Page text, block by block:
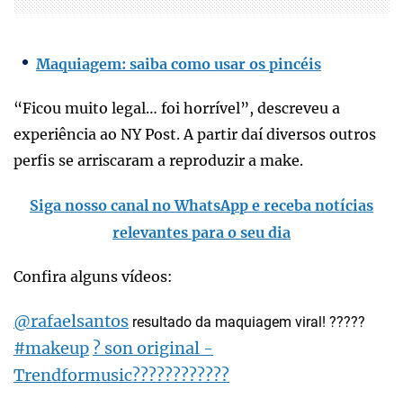
Maquiagem: saiba como usar os pincéis
“Ficou muito legal… foi horrível”, descreveu a
experiência ao NY Post. A partir daí diversos outros
perfis se arriscaram a reproduzir a make.
Siga nosso canal no WhatsApp e receba notícias
relevantes para o seu dia
Confira alguns vídeos:
@rafaelsantos resultado da maquiagem viral! ?????
#makeup ? son original -
Trendformusic????????????